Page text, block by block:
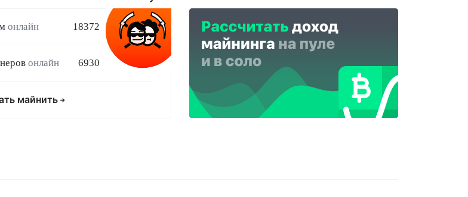
онлайн 18372
онлайн 6930
майнить